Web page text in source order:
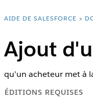
la table des matières
Vous êtes ici :
AIDE DE SALESFORCE
Ajout
qu'un acheteur met à
ÉDITIONS REQUISES